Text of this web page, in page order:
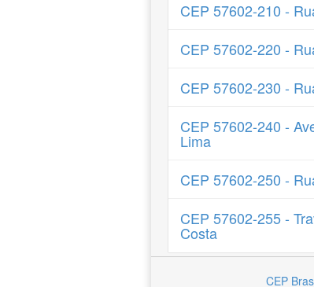
CEP 57602-210 -
CEP 57602-220 -
CEP 57602-230 -
CEP 57602-240 -
Lima
CEP 57602-250 -
CEP 57602-255 -
Costa
CEP